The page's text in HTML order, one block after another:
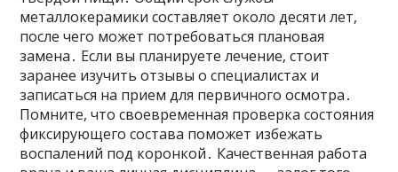
металлокерамики составляет около десяти лет,
после чего может потребоваться плановая
замена․ Если вы планируете лечение, стоит
заранее изучить отзывы о специалистах и
записаться на прием для первичного осмотра․
Помните, что своевременная проверка состояния
фиксирующего состава поможет избежать
воспалений под коронкой․ Качественная работа